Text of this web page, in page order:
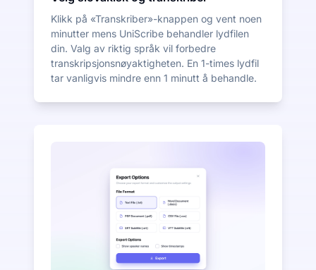
Klikk på «Transkriber»-knappen og vent noen
minutter mens UniScribe behandler lydfilen
din. Valg av riktig språk vil forbedre
transkripsjonsnøyaktigheten. En 1-times lydfil
tar vanligvis mindre enn 1 minutt å behandle.